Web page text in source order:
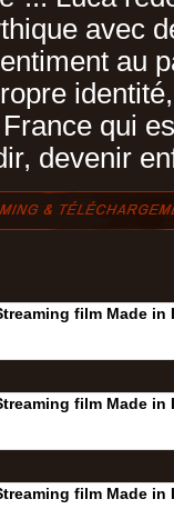
avec
au
qui
devenir
film Made in
film Made in
film Made in